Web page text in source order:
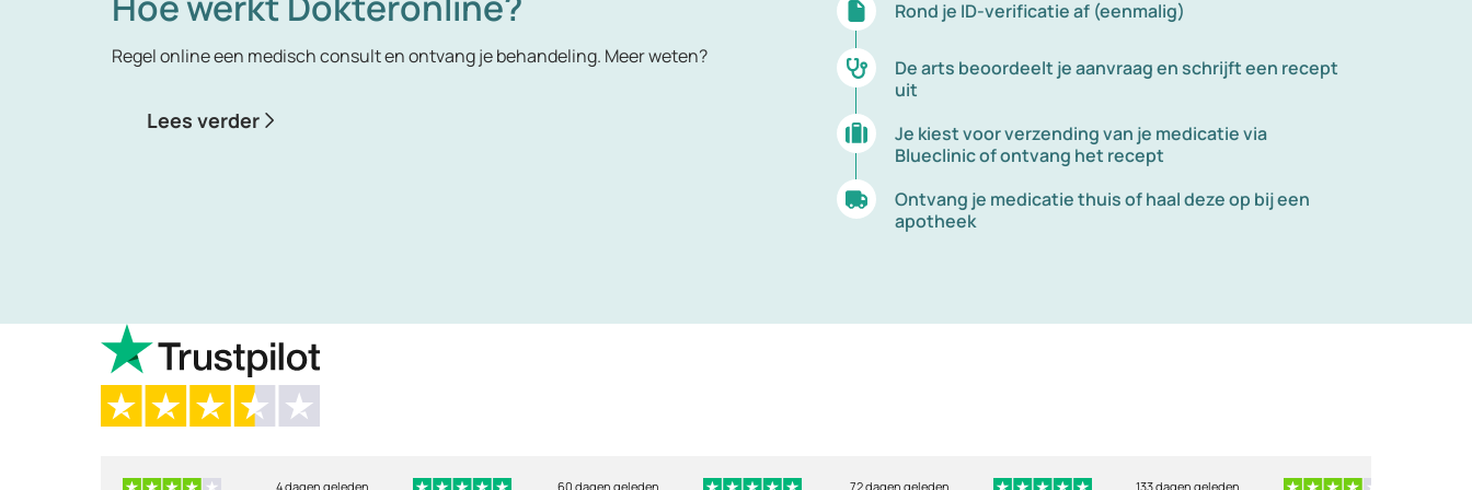
Regel online een medisch consult en ontvang je behandeling. Meer weten?
Lees verder
Rond je ID-verificatie af (eenmalig)
De arts beoordeelt je aanvraag en schrijft een recept
uit
Je kiest voor verzending van je medicatie via
Blueclinic of ontvang het recept
Ontvang je medicatie thuis of haal deze op bij een
apotheek
4 dagen geleden 60 dagen geleden 72 dagen geleden 133 dagen geleden